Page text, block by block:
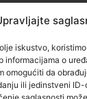
iskustvo,
informacijama o
omogućiti da
ili jedinstveni
3.